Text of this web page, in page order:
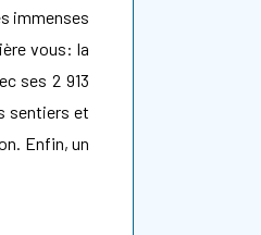
immenses
vous: la
ses 2 913
sentiers et
Enfin, un